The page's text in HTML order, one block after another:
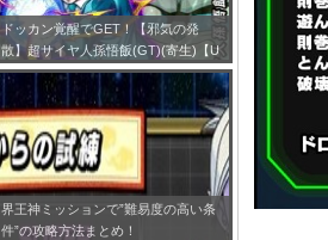
ドッカン覚醒でGET！【邪気の発
散】超サイヤ人孫悟飯(GT)(寄生)【U
R】のLV最大ステータスが判明しまし
界王神ミッションで”難易度の高い条
件”の攻略方法まとめ！